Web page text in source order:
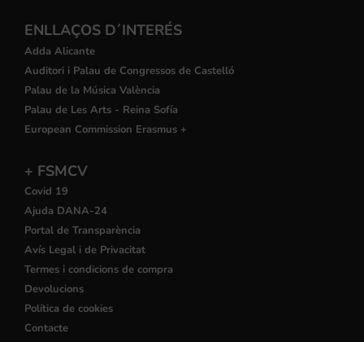
ENLLAÇOS D´INTERÉS
Adda Alicante
Auditori i Palau de Congressos de Castelló
Palau de la Música València
Palau de Les Arts - Reina Sofía
European Commission Erasmus +
+ FSMCV
Covid 19
Ajuda DANA-24
Portal de Transparència
Avís Legal i de Privacitat
Termes i condicions de compra
Devolucions
Política de cookies
Contacte